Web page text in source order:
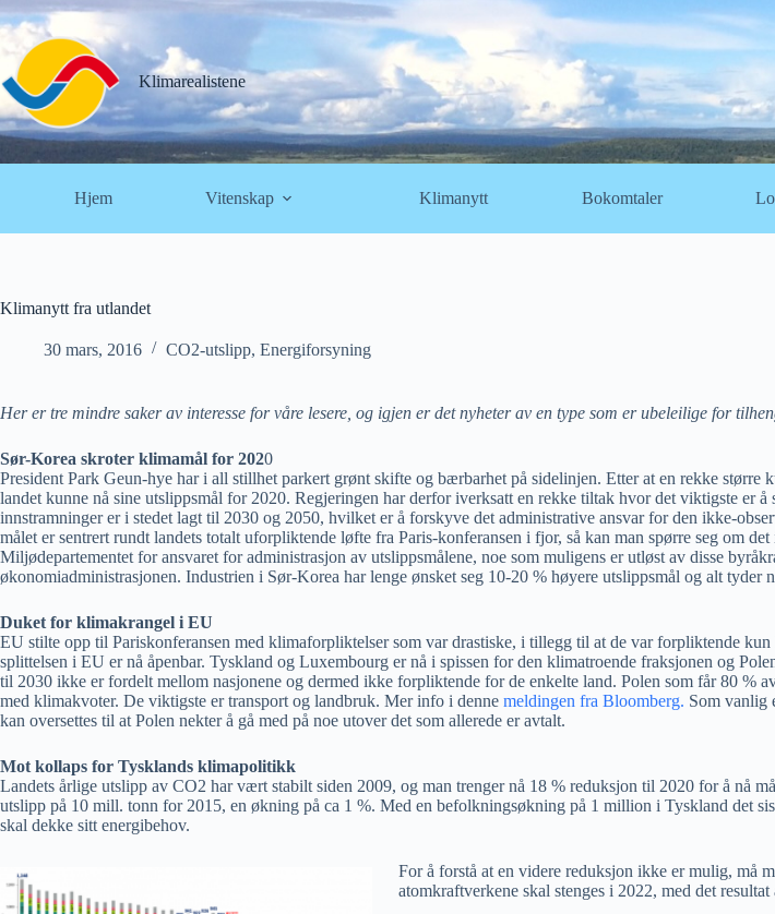
Hopp
til
innholdet
Klimarealistene
Hjem Vitenskap Klimanytt Bokomtaler
Klimanytt fra utlandet
30 mars, 2016 CO2-utslipp, Energiforsyning
Her er tre mindre saker av interesse for våre lesere, og igjen er det nyheter av en type som er ubeleilige for
Sør-Korea skroter klimamål for 2020
President Park Geun-hye har i all stillhet parkert grønt skifte og bærbarhet på sidelinjen. Etter at en rekke
landet kunne nå sine utslippsmål for 2020. Regjeringen har derfor iverksatt en rekke tiltak hvor det viktigste er
innstramninger er i stedet lagt til 2030 og 2050, hvilket er å forskyve det administrative ansvar for den ikke-
målet er sentrert rundt landets totalt uforpliktende løfte fra Paris-konferansen i fjor, så kan man spørre seg om
Miljødepartementet for ansvaret for administrasjon av utslippsmålene, noe som muligens er utløst av disse
økonomiadministrasjonen. Industrien i Sør-Korea har lenge ønsket seg 10-20 % høyere utslippsmål og alt tyder
Duket for klimakrangel i EU
EU stilte opp til Pariskonferansen med klimaforpliktelser som var drastiske, i tillegg til at de var forpliktende
splittelsen i EU er nå åpenbar. Tyskland og Luxembourg er nå i spissen for den klimatroende fraksjonen og
til 2030 ikke er fordelt mellom nasjonene og dermed ikke forpliktende for de enkelte land. Polen som får 80 %
med klimakvoter. De viktigste er transport og landbruk. Mer info i denne meldingen fra Bloomberg. Som vanlig
kan oversettes til at Polen nekter å gå med på noe utover det som allerede er avtalt.
Mot kollaps for Tysklands klimapolitikk
Landets årlige utslipp av CO2 har vært stabilt siden 2009, og man trenger nå 18 % reduksjon til 2020 for å nå
utslipp på 10 mill. tonn for 2015, en økning på ca 1 %. Med en befolkningsøkning på 1 million i Tyskland det
skal dekke sitt energibehov.
For å forstå at en videre reduksjon ikke er mulig, må
atomkraftverkene skal stenges i 2022, med det